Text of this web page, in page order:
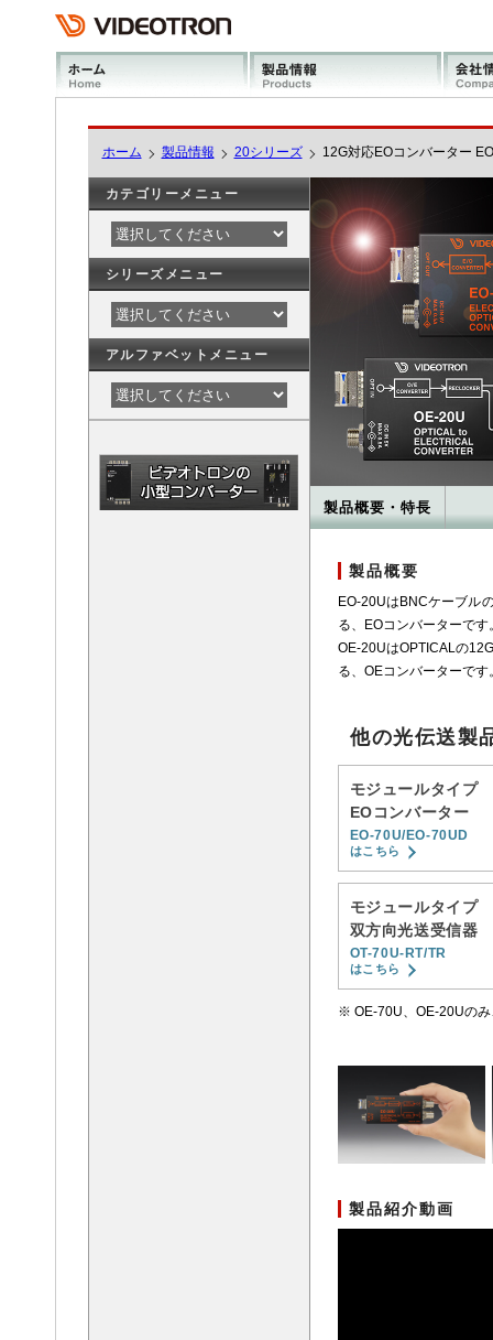
ホーム 製品情報 20シリーズ 12G対応EOコンバーター
カテゴリーメニュー
シリーズメニュー
アルファベットメニュー
製品概要・特長
製品概要
EO-20UはBNCケーブル
る、EOコンバーターです
OE-20UはOPTICALの
る、OEコンバーターです
他の光伝送製
モジュールタイプ
EOコンバーター
EO-70U/EO-70UD
はこちら
モジュールタイプ
双方向光送受信器
OT-70U-RT/TR
はこちら
※ OE-70U、OE-20Uのみ
製品紹介動画